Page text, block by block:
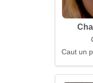
Caut un